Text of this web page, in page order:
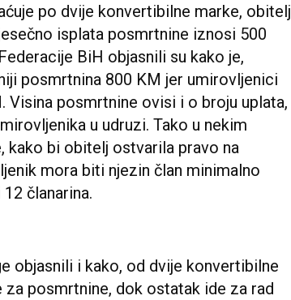
po dvije konvertibilne marke, obitelj
isplata posmrtnine iznosi 500
BiH objasnili su kako je,
posmrtnina 800 KM jer umirovljenici
Visina posmrtnine ovisi i o broju uplata,
u udruzi. Tako u nekim
kako bi obitelj ostvarila pravo na
mora biti njezin član minimalno
članarina.
objasnili i kako, od dvije konvertibilne
posmrtnine, dok ostatak ide za rad